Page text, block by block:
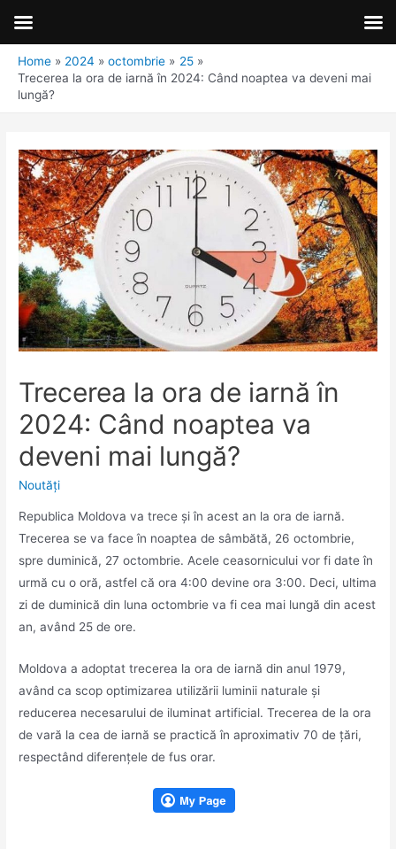
Home 2024 octombrie
25
Trecerea la ora de iarnă în 2024: Când noaptea va deveni mai
lungă?
Trecerea la ora de iarnă în
2024: Când noaptea va
deveni mai lungă?
Noutăţi
Republica Moldova va trece și în acest an la ora de iarnă.
Trecerea se va face în noaptea de sâmbătă, 26 octombrie,
spre duminică, 27 octombrie. Acele ceasornicului vor fi date în
urmă cu o oră, astfel că ora 4:00 devine ora 3:00. Deci, ultima
zi de duminică din luna octombrie va fi cea mai lungă din acest
an, având 25 de ore.
Moldova a adoptat trecerea la ora de iarnă din anul 1979,
având ca scop optimizarea utilizării luminii naturale și
reducerea necesarului de iluminat artificial. Trecerea de la ora
de vară la cea de iarnă se practică în aproximativ 70 de țări,
respectând diferențele de fus orar.